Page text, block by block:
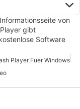
von
gibt
Software
Player Fuer Windows